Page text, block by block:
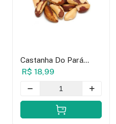
Castanha Do Pará
Large Sem Casca -
100g
R$ 18,99